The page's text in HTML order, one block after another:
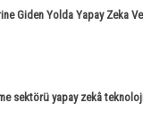
Giden Yolda Yapay Zeka
sektörü yapay zekâ